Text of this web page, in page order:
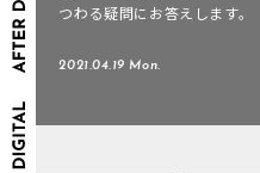
つわる疑問にお答えします。
2021.04.19 Mon.